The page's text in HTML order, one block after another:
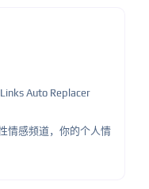
Auto Replacer
情感频道，你的个人情